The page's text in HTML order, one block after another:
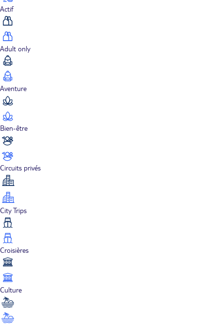
Actif
Adult only
Aventure
Bien-être
Circuits privés
City Trips
Croisières
Culture